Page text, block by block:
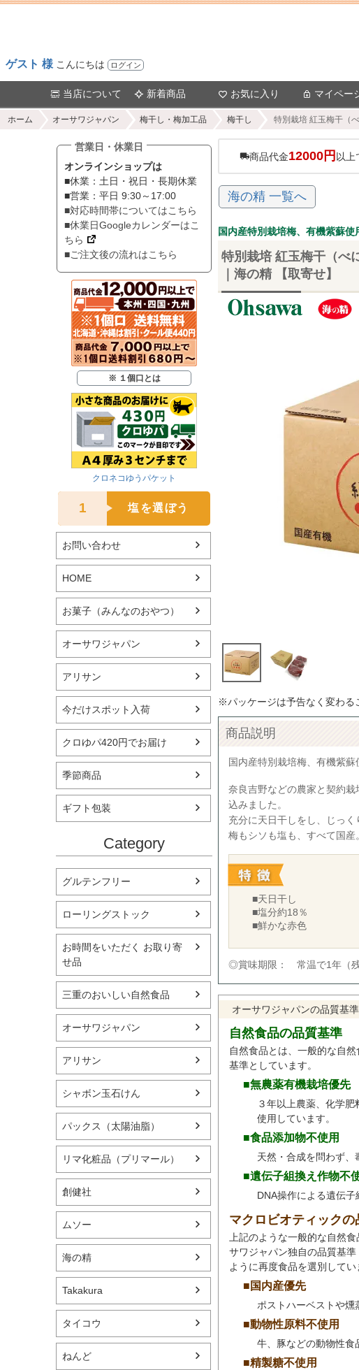
ゲスト 様 こんにちは ログイン
当店について 新着商品 お気に入り マイペー
ホーム オーサワジャパン 梅干し・梅加工品 梅干し 特別栽培 紅玉梅干（
営業日・休業日
オンラインショップは
■休業：土日・祝日・長期休業
■営業：平日 9:30～17:00
■対応時間帯についてはこちら
■休業日Googleカレンダーはこ
ちら
■ご注文後の流れはこちら
※ １個口とは
クロネコゆうパケット
1 塩を選ぼう
お問い合わせ
HOME
お菓子（みんなのおやつ）
オーサワジャパン
アリサン
今だけスポット入荷
クロゆパ420円でお届け
季節商品
ギフト包装
Category
グルテンフリー
ローリングストック
お時間をいただく お取り寄
せ品
三重のおいしい自然食品
オーサワジャパン
アリサン
シャボン玉石けん
パックス（太陽油脂）
リマ化粧品（プリマール）
創健社
ムソー
海の精
Takakura
タイコウ
ねんど
商品代金12000円 以
海の精 一覧へ
国内産特別栽培梅、有機紫蘇
特別栽培 紅玉梅干（べ
｜海の精 【取寄せ】
※パッケージは予告なく変わる
商品説明
国内産特別栽培梅、有機紫
奈良吉野などの農家と契約
込みました。
充分に天日干しをし、じっく
梅もシソも塩も、すべて国産
■天日干し
■塩分約18％
■鮮かな赤色
◎賞味期限： 常温で1年（残
オーサワジャパンの品質基準
自然食品の品質基準
自然食品とは、一般的な自
基準としています。
■無農薬有機栽培優先
３年以上農薬、化学
使用しています。
■食品添加物不使用
天然・合成を問わず、
■遺伝子組換え作物不
DNA操作による遺伝子
マクロビオティックの
上記のような一般的な自然
サワジャパン独自の品質基
ように再度食品を選別してい
■国内産優先
ポストハーベストや燻
■動物性原料不使用
牛、豚などの動物性食
■精製糖不使用